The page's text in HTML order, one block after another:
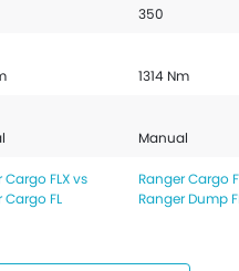
350
1314 Nm
Manual
Cargo FLX vs
Cargo FL
Ranger Cargo
Ranger Dump